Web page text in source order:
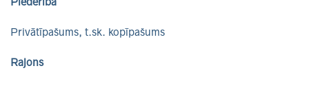
Privātīpašums, t.sk. kopīpašums
Rajons